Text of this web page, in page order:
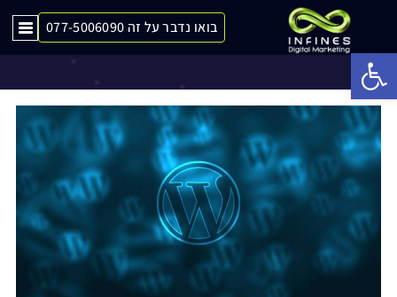
בואו נדבר על זה 077-5006090
היתרונות בבניית אתרי וורדפרס לעסק שלכם